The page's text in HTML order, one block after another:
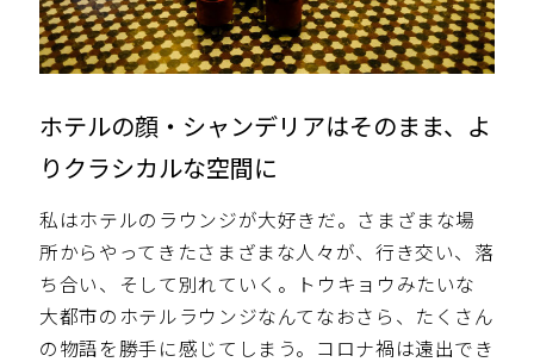
ホテルの顔・シャンデリアはそのまま、よ
りクラシカルな空間に
私はホテルのラウンジが大好きだ。さまざまな場
所からやってきたさまざまな人々が、行き交い、落
ち合い、そして別れていく。トウキョウみたいな
大都市のホテルラウンジなんてなおさら、たくさん
の物語を勝手に感じてしまう。コロナ禍は遠出でき